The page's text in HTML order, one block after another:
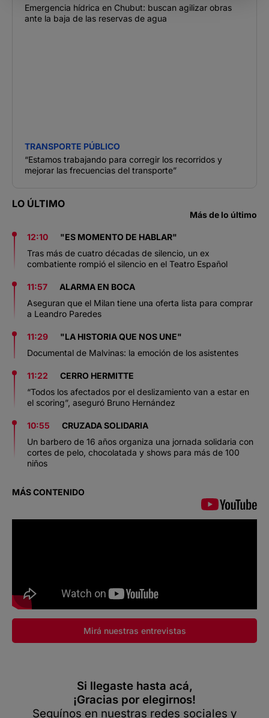
Emergencia hídrica en Chubut: buscan agilizar obras
ante la baja de las reservas de agua
TRANSPORTE PÚBLICO
“Estamos trabajando para corregir los recorridos y
mejorar las frecuencias del transporte”
LO ÚLTIMO
Más de lo último
12:10
"ES MOMENTO DE HABLAR"
Tras más de cuatro décadas de silencio, un ex
combatiente rompió el silencio en el Teatro Español
11:57
ALARMA EN BOCA
Aseguran que el Milan tiene una oferta lista para comprar
a Leandro Paredes
11:29
"LA HISTORIA QUE NOS UNE"
Documental de Malvinas: la emoción de los asistentes
11:22
CERRO HERMITTE
“Todos los afectados por el deslizamiento van a estar en
el scoring”, aseguró Bruno Hernández
10:55
CRUZADA SOLIDARIA
Un barbero de 16 años organiza una jornada solidaria con
cortes de pelo, chocolatada y shows para más de 100
niños
MÁS CONTENIDO
Mirá nuestras entrevistas
Si llegaste hasta acá,
¡Gracias por elegirnos!
Seguínos en nuestras redes sociales y